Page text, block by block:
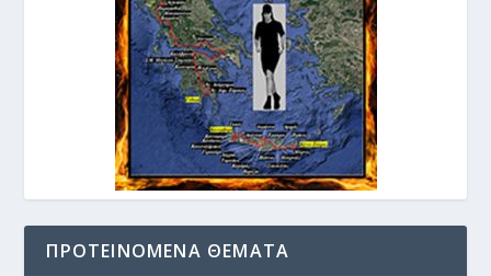
ΠΡΟΤΕΙΝΌΜΕΝΑ ΘΈΜΑΤΑ